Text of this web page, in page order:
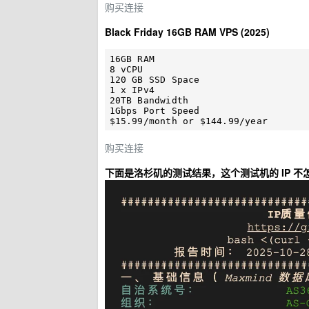
购买连接
Black Friday 16GB RAM VPS (2025)
16GB RAM
8 vCPU
120 GB SSD Space
1 x IPv4
20TB Bandwidth
1Gbps Port Speed
$15.99/month or $144.99/year
购买连接
下面是洛杉矶的测试结果，这个测试机的 IP 不